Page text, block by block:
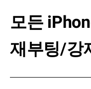
제품
BuhoCleaner
BuhoUnlocker
BuhoRepair
스토어
모든
재부팅/강